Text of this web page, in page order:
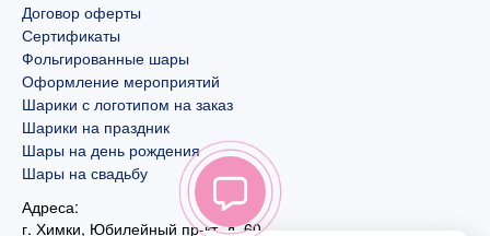
Договор оферты
Сертификаты
Фольгированные шары
Оформление мероприятий
Шарики с логотипом на заказ
Шарики на праздник
Шары на день рождения
Шары на свадьбу
Адреса:
г. Химки, Юбилейный пр-кт, д. 60